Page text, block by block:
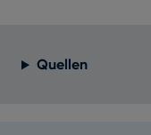
Quellen